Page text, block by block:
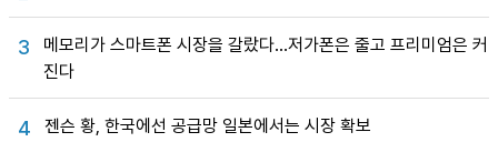
3
메모리가 스마트폰 시장을 갈랐다…저가폰은 줄고 프리미엄은 커
진다
4 젠슨 황, 한국에선 공급망 일본에서는 시장 확보